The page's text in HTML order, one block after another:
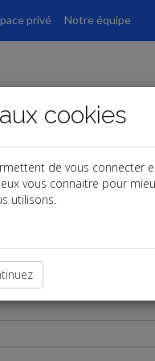
privé Notre équipe
: un expert-comptable vous
cookies
de vous connecter
vous connaitre pour
utilisons.